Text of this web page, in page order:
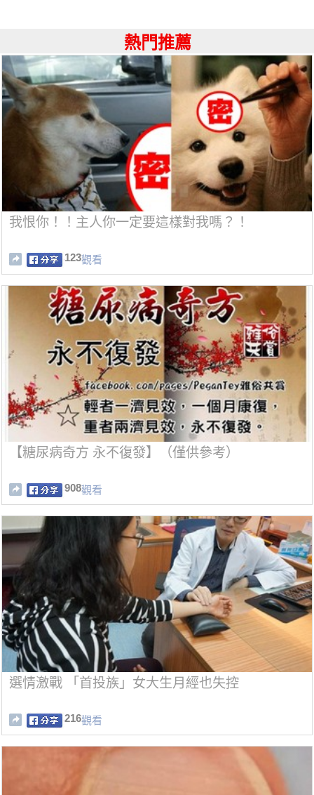
熱門推薦
我恨你！！主人你一定要這樣對我嗎？！
123觀看
【糖尿病奇方 永不復發】（僅供參考）
908觀看
選情激戰 「首投族」女大生月經也失控
216觀看